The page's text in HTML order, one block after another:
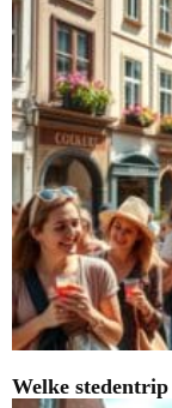
Welke